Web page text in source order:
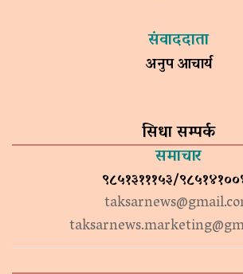
संवाददाता
अनुप आचार्य
सिधा सम्पर्क
समाचार
९८५१३१११५३/